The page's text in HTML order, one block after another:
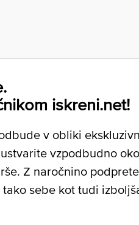
iskreni.net!
v obliki
vzpodbudno
Z naročnino
sebe kot tudi